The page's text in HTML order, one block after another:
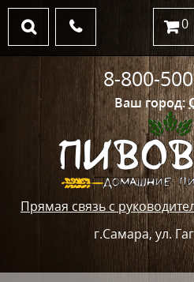
Ваш город:
Прямая связь с
г.Самара, ул.
8-800-
0